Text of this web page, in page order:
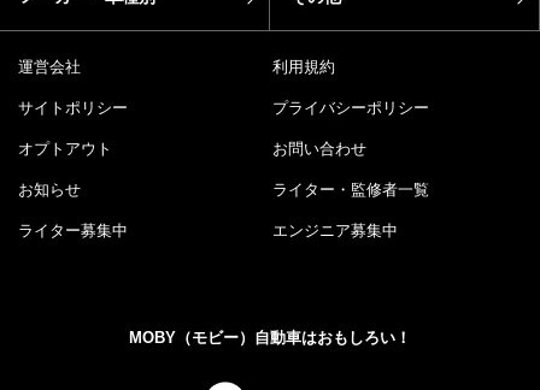
運営会社 利用規約
サイトポリシー プライバシーポリシー
オプトアウト お問い合わせ
お知らせ ライター・監修者一覧
ライター募集中 エンジニア募集中
MOBY（モビー）自動車はおもしろい！